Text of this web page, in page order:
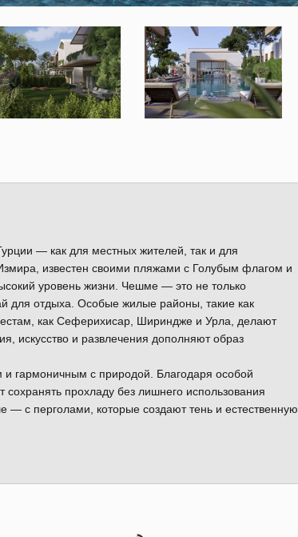
— как для местных жителей, так и для
известен своими пляжами с Голубым флагом и
уровень жизни. Чешме — это не только
для отдыха. Особые жилые районы, такие как
как Сеферихисар, Шириндже и Урла, делают
искусство и развлечения дополняют образ
гармоничным с природой. Благодаря особой
прохладу без лишнего использования
с перголами, которые создают тень и естественную